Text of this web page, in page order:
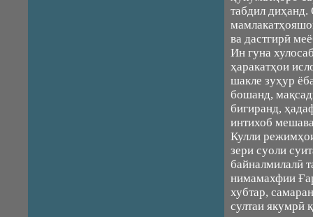
табдил
ва дастгирӣ
Ин гуна
ҳаракатҳои
шакле зуҳур
бошанд,
бигиранд,
интихоб
Кулли
зери суоли
байналмилалӣ
нимамахфии
хубтар,
султаи якумрӣ